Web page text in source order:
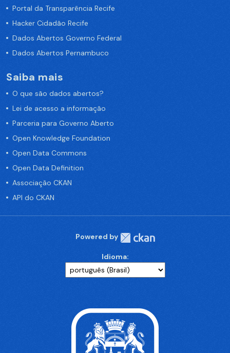
Portal da Transparência Recife
Hacker Cidadão Recife
Dados Abertos Governo Federal
Dados Abertos Pernambuco
Saiba mais
O que são dados abertos?
Lei de acesso a informação
Parceria para Governo Aberto
Open Knowledge Foundation
Open Data Commons
Open Data Definition
Associação CKAN
API do CKAN
Powered by
Idioma